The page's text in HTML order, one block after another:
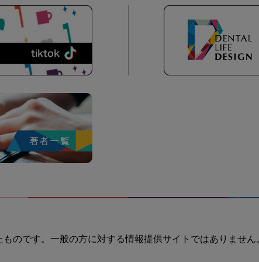
のです。一般の方に対する情報提供サイトではありません